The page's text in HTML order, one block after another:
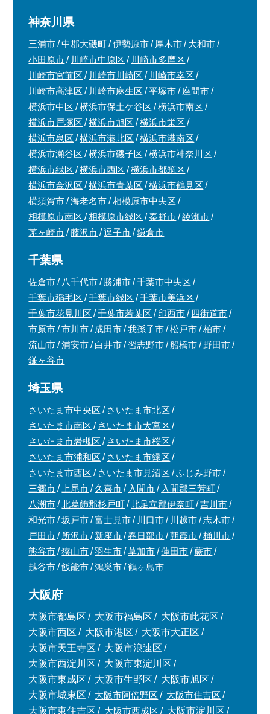
神奈川県
三浦市 中郡大磯町 伊勢原市 厚木市
大和市
小田原市
川崎市中原区
川崎市多摩区
川崎市宮前区
川崎市川崎区
川崎市幸区
川崎市高津区
川崎市麻生区 平塚市
座間市
横浜市中区
横浜市保土ケ谷区
横浜市南区
横浜市戸塚区
横浜市旭区
横浜市栄区
横浜市泉区
横浜市港北区
横浜市港南区
横浜市瀬谷区
横浜市磯子区
横浜市神奈川区
横浜市緑区
横浜市西区
横浜市都筑区
横浜市金沢区
横浜市青葉区
横浜市鶴見区
横須賀市
海老名市
相模原市中央区
相模原市南区
相模原市緑区 秦野市
綾瀬市
茅ヶ崎市
藤沢市 逗子市 鎌倉市
千葉県
佐倉市 八千代市 勝浦市
千葉市中央区
千葉市稲毛区
千葉市緑区
千葉市美浜区
千葉市花見川区
千葉市若葉区 印西市
四街道市
市原市
市川市 成田市 我孫子市 松戸市
柏市
流山市
浦安市 白井市 習志野市 船橋市
野田市
鎌ヶ谷市
埼玉県
さいたま市中央区
さいたま市北区
さいたま市南区
さいたま市大宮区
さいたま市岩槻区
さいたま市桜区
さいたま市浦和区
さいたま市緑区
さいたま市西区
さいたま市見沼区
ふじみ野市
三郷市
上尾市 久喜市 入間市
入間郡三芳町
八潮市
北葛飾郡杉戸町 北足立郡伊奈町
吉川市
和光市
坂戸市 富士見市 川口市 川越市
志木市
戸田市
所沢市 新座市 春日部市 朝霞市
桶川市
熊谷市
狭山市 羽生市 草加市 蓮田市
蕨市
越谷市
飯能市 鴻巣市 鶴ヶ島市
大阪府
大阪市都島区 大阪市福島区
大阪市此花区
大阪市西区
大阪市港区
大阪市大正区
大阪市天王寺区
大阪市浪速区
大阪市西淀川区
大阪市東淀川区
大阪市東成区
大阪市生野区
大阪市旭区
大阪市城東区
大阪市阿倍野区
大阪市住吉区
大阪市東住吉区
大阪市西成区 大阪市淀川区